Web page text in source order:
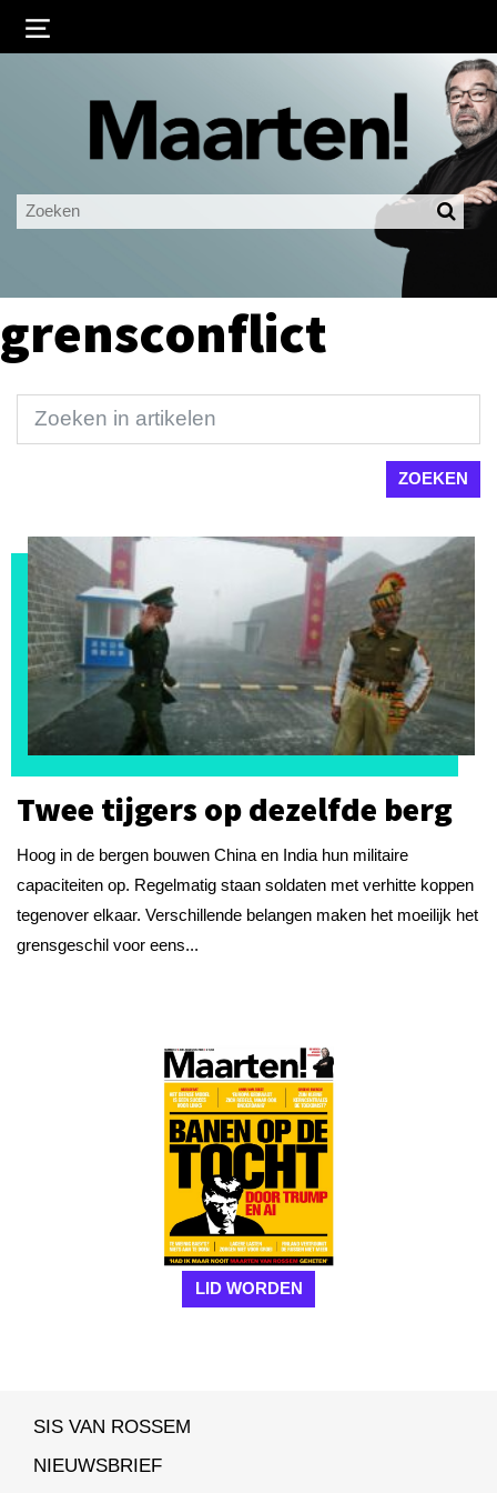
Ingelogd blijven
LOGIN
grensconflict
Twee tijgers op dezelfde berg
Hoog in de bergen bouwen China en India hun militaire
capaciteiten op. Regelmatig staan soldaten met verhitte koppen
tegenover elkaar. Verschillende belangen maken het moeilijk het
grensgeschil voor eens...
LID WORDEN
SIS VAN ROSSEM
NIEUWSBRIEF